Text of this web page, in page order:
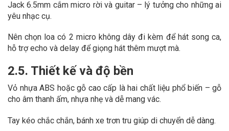
Jack 6.5mm cắm micro rời và guitar – lý tưởng cho những ai
yêu nhạc cụ.
Nên chọn loa có 2 micro không dây đi kèm để hát song ca,
hỗ trợ echo và delay để giọng hát thêm mượt mà.
2.5. Thiết kế và độ bền
Vỏ nhựa ABS hoặc gỗ cao cấp là hai chất liệu phổ biến – gỗ
cho âm thanh ấm, nhựa nhẹ và dễ mang vác.
Tay kéo chắc chắn, bánh xe trơn tru giúp di chuyển dễ dàng.